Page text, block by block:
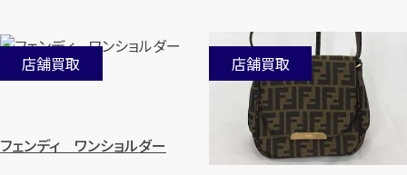
店舗買取
フェンディ ワンショルダー
店舗買取